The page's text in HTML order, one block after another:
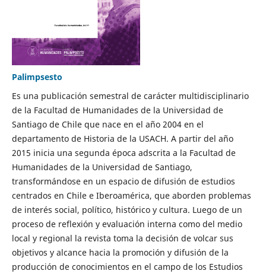
Palimpsesto
Es una publicación semestral de carácter multidisciplinario
de la Facultad de Humanidades de la Universidad de
Santiago de Chile que nace en el año 2004 en el
departamento de Historia de la USACH. A partir del año
2015 inicia una segunda época adscrita a la Facultad de
Humanidades de la Universidad de Santiago,
transformándose en un espacio de difusión de estudios
centrados en Chile e Iberoamérica, que aborden problemas
de interés social, político, histórico y cultura. Luego de un
proceso de reflexión y evaluación interna como del medio
local y regional la revista toma la decisión de volcar sus
objetivos y alcance hacia la promoción y difusión de la
producción de conocimientos en el campo de los Estudios